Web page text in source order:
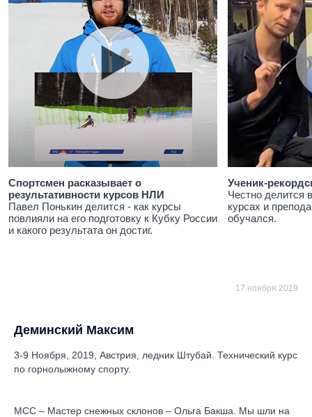
Спортсмен расказывает о
результативности курсов НЛИ
Павел Понькин делится - как курсы
повлияли на его подготовку к Кубку России
и какого результата он достиг.
Ученик-
Честно делится
курсах и
обучался.
17 ноября 2019
Деминский Максим
3-9 Ноября, 2019, Австрия, ледник Штубай. Технический курс
по горнолыжному спорту.
МСС – Мастер снежных склонов – Ольга Бакша. Мы шли на